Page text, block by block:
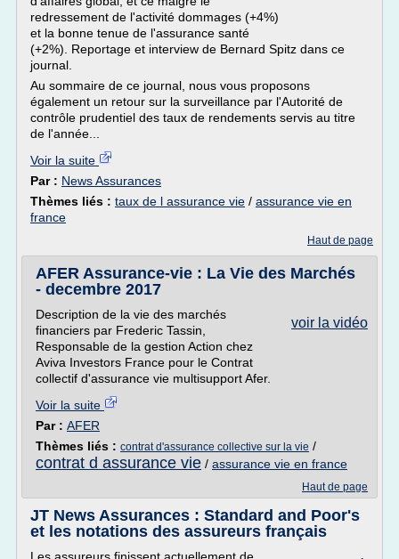
redressement de l'activité dommages (+4%)
et la bonne tenue de l'assurance santé
(+2%). Reportage et interview de Bernard Spitz dans ce
journal.
Au sommaire de ce journal, nous vous proposons
également un retour sur la surveillance par l'Autorité de
contrôle prudentiel des taux de rendements servis au titre
de l'année...
Voir la suite
Par : News Assurances
Thèmes liés : taux de l assurance vie / assurance vie en
france
Haut de page
AFER Assurance-vie : La Vie des Marchés
- decembre 2017
voir la vidéo
Description de la vie des marchés
financiers par Frederic Tassin,
Responsable de la gestion Action chez
Aviva Investors France pour le Contrat
collectif d'assurance vie multisupport Afer.
Voir la suite
Par : AFER
Thèmes liés : contrat d'assurance collective sur la vie /
contrat d assurance vie / assurance vie en france
Haut de page
JT News Assurances : Standard and Poor's
et les notations des assureurs français